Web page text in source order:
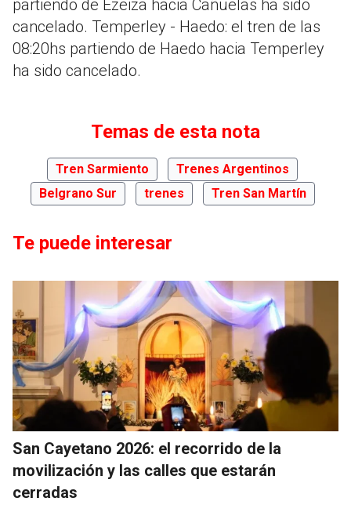
partiendo de Ezeiza hacia Cañuelas ha sido
cancelado. Temperley - Haedo: el tren de las
08:20hs partiendo de Haedo hacia Temperley
ha sido cancelado.
Temas de esta nota
Tren Sarmiento
Trenes Argentinos
Belgrano Sur
trenes Tren San Martín
Te puede interesar
San Cayetano 2026: el recorrido de la
movilización y las calles que estarán
cerradas